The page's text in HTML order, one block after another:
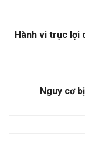
Hành vi trục lợi
Nguy cơ